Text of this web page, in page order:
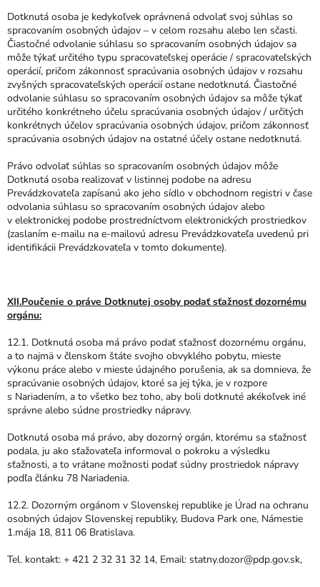
Dotknutá osoba je kedykoľvek oprávnená odvolať svoj súhlas so
spracovaním osobných údajov – v celom rozsahu alebo len sčasti.
Čiastočné odvolanie súhlasu so spracovaním osobných údajov sa
môže týkať určitého typu spracovateľskej operácie / spracovateľských
operácií, pričom zákonnosť spracúvania osobných údajov v rozsahu
zvyšných spracovateľských operácií ostane nedotknutá. Čiastočné
odvolanie súhlasu so spracovaním osobných údajov sa môže týkať
určitého konkrétneho účelu spracúvania osobných údajov / určitých
konkrétnych účelov spracúvania osobných údajov, pričom zákonnosť
spracúvania osobných údajov na ostatné účely ostane nedotknutá.
Právo odvolať súhlas so spracovaním osobných údajov môže
Dotknutá osoba realizovať v listinnej podobe na adresu
Prevádzkovateľa zapísanú ako jeho sídlo v obchodnom registri v čase
odvolania súhlasu so spracovaním osobných údajov alebo
v elektronickej podobe prostredníctvom elektronických prostriedkov
(zaslaním e-mailu na e-mailovú adresu Prevádzkovateľa uvedenú pri
identifikácii Prevádzkovateľa v tomto dokumente).
XII.Poučenie o práve Dotknutej osoby podať sťažnosť dozornému
orgánu:
12.1. Dotknutá osoba má právo podať sťažnosť dozornému orgánu,
a to najmä v členskom štáte svojho obvyklého pobytu, mieste
výkonu práce alebo v mieste údajného porušenia, ak sa domnieva, že
spracúvanie osobných údajov, ktoré sa jej týka, je v rozpore
s Nariadením, a to všetko bez toho, aby boli dotknuté akékoľvek iné
správne alebo súdne prostriedky nápravy.
Dotknutá osoba má právo, aby dozorný orgán, ktorému sa sťažnosť
podala, ju ako sťažovateľa informoval o pokroku a výsledku
sťažnosti, a to vrátane možnosti podať súdny prostriedok nápravy
podľa článku 78 Nariadenia.
12.2. Dozorným orgánom v Slovenskej republike je Úrad na ochranu
osobných údajov Slovenskej republiky, Budova Park one, Námestie
1.mája 18, 811 06 Bratislava.
Tel. kontakt: + 421 2 32 31 32 14, Email: statny.dozor@pdp.gov.sk,